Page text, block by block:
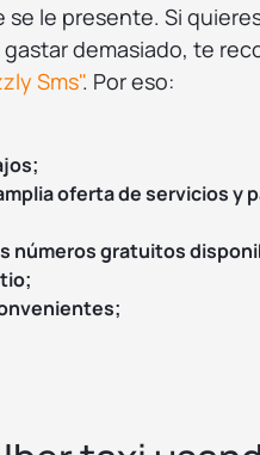
se le presente. Si
demasiado, te
Sms". Por eso:
oferta de servicios y
números gratuitos